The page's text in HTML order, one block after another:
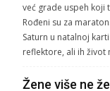
već grade uspeh koji
Rođeni su za
Saturn u natalnoj
reflektore, ali ih život
Žene više ne